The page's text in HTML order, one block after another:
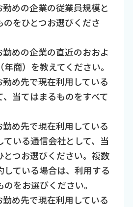
めの企業の従業員規模と
のをひとつお選びくださ
めの企業の直近のおおよ
商）を教えてください。
め先で現在利用している
当てはまるものをすべて
め先で現在利用している
いる通信会社として、当
とつお選びください。複数
している場合は、利用する
をお選びください。
め先で現在利用している